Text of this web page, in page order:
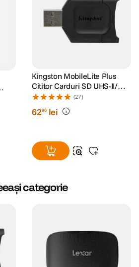
Kingston MobileLite Plus
Cititor Carduri SD UHS-II/
UHS-I
(27)
6290 lei
categorie